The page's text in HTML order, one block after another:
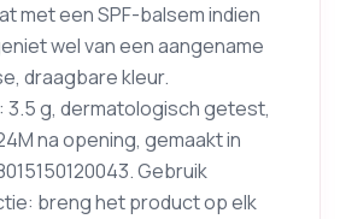
met een SPF-balsem indien
wel van een aangename
draagbare kleur.
3.5 g, dermatologisch getest,
na opening, gemaakt in
Gebruik
breng het product op elk